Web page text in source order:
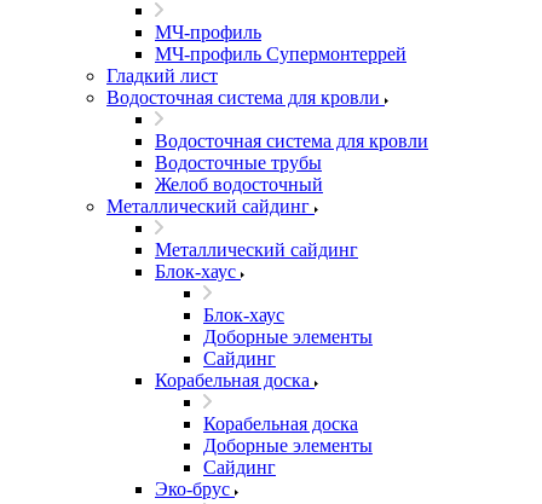
МЧ-профиль
МЧ-профиль Супермонтеррей
Гладкий лист
Водосточная система для кровли
Водосточная система для кровли
Водосточные трубы
Желоб водосточный
Металлический сайдинг
Металлический сайдинг
Блок-хаус
Блок-хаус
Доборные элементы
Сайдинг
Корабельная доска
Корабельная доска
Доборные элементы
Сайдинг
Эко-брус